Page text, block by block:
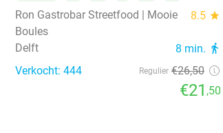
Ron Gastrobar Streetfood | Mooie
Boules
8.5 star
Delft 8 min. directions_walk
Verkocht: 444 Regulier €26,50
€21 ,50